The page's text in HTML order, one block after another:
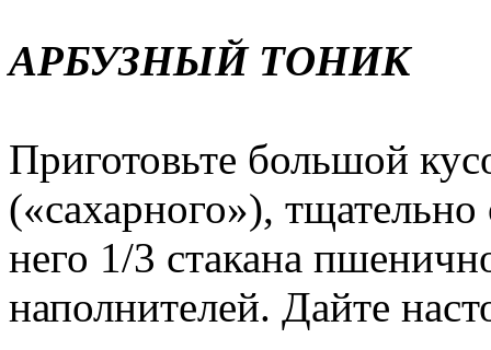
АРБУЗНЫЙ ТОНИК
Приготовьте большой
(«сахарного»),
него 1/3 стакана
наполнителей. Дайте